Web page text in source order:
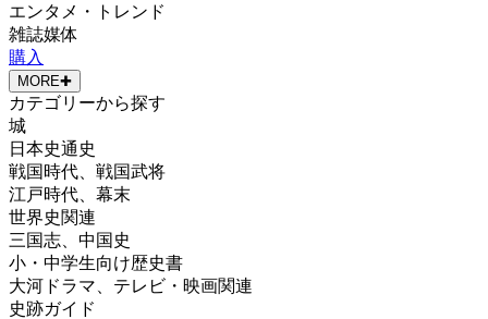
エンタメ・トレンド
雑誌媒体
購入
MORE✚
カテゴリーから探す
城
日本史通史
戦国時代、戦国武将
江戸時代、幕末
世界史関連
三国志、中国史
小・中学生向け歴史書
大河ドラマ、テレビ・映画関連
史跡ガイド